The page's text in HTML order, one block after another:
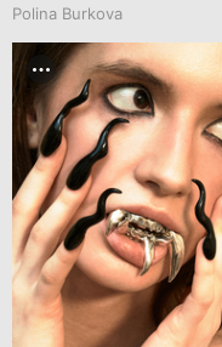
Polina Burkova